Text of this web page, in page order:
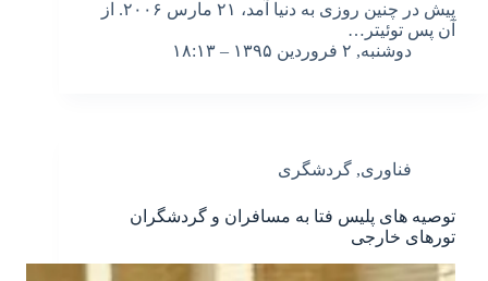
پیش در چنین روزی به دنیا آمد، ۲۱ مارس ۲۰۰۶. از
آن پس توئیتر…
دوشنبه, ۲ فروردین ۱۳۹۵ – ۱۸:۱۳
فناوری, گردشگری
توصیه های پلیس فتا به مسافران و گردشگران
تورهای خارجی